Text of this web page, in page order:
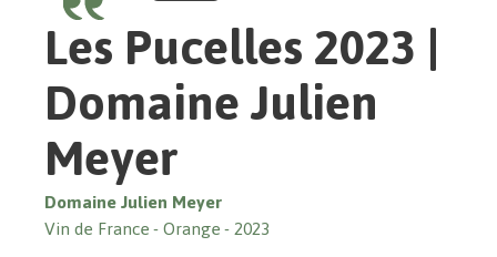
Les Pucelles 2023 |
Domaine Julien
Meyer
Domaine Julien Meyer
Vin de France Orange 2023